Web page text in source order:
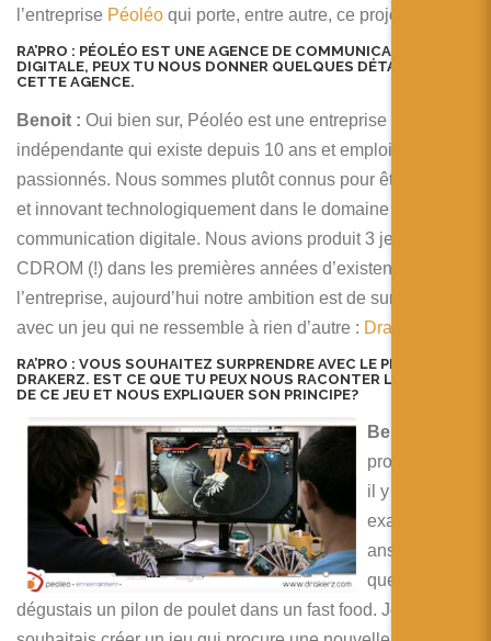
l’entreprise Péoléo qui porte, entre autre, ce projet.
RA’PRO : PÉOLÉO EST UNE AGENCE DE COMMUNICATION
DIGITALE, PEUX TU NOUS DONNER QUELQUES DÉTAILS SUR
CETTE AGENCE.
Benoit : Oui bien sur, Péoléo est une entreprise
indépendante qui existe depuis 10 ans et emploie 62
passionnés. Nous sommes plutôt connus pour être créatifs
et innovant technologiquement dans le domaine de la
communication digitale. Nous avions produit 3 jeux sur
CDROM (!) dans les premières années d’existence de
l’entreprise, aujourd’hui notre ambition est de surprendre
avec un jeu qui ne ressemble à rien d’autre : Drakerz
RA’PRO : VOUS SOUHAITEZ SURPRENDRE AVEC LE PROJET DE
DRAKERZ. EST CE QUE TU PEUX NOUS RACONTER L’ORIGINE
DE CE JEU ET NOUS EXPLIQUER SON PRINCIPE?
Benoit :
projet est né
il y a
exactement 2
ans pendant
que je
dégustais un pilon de poulet dans un fast food. Je